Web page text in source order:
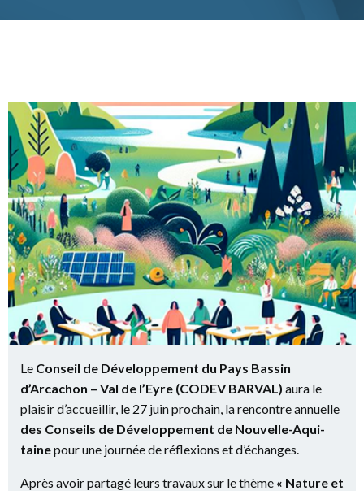
Le Conseil de Déve­lop­pe­ment du Pays Bas­sin
d’Arcachon – Val de l’Eyre (CODEV BARVAL) aura le
plai­sir d’accueillir, le 27 juin pro­chain, la ren­contre annuelle
des Conseils de Déve­lop­pe­ment de Nou­velle-Aqui­
tainepour une jour­née de réflexions et d’échanges.
Après avoir par­ta­gé leurs tra­vaux sur le thème « Nature et